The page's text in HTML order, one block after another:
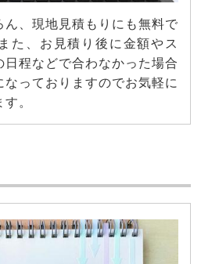
ん、現地見積もりにも無料で
た、お見積り後に金額やス
日程などで合わなかった場合
っておりますのでお気軽に
。